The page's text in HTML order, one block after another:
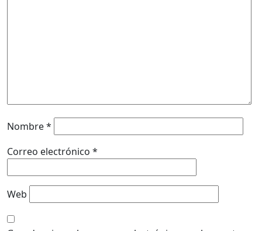
Nombre*
Correo electrónico *
Web